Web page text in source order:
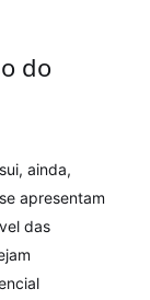
do
ainda,
apresentam
das